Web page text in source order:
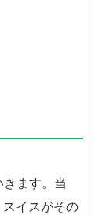
ます。当
イスがその